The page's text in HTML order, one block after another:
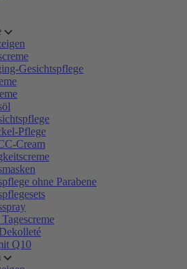
Gesichtspflege
Pflege
Cream
ohne Parabene
Q10